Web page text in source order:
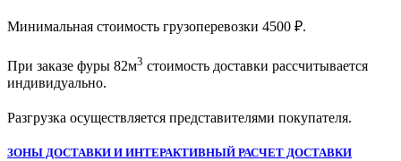
Минимальная стоимость грузоперевозки 4500 ₽.
При заказе фуры 82м3 стоимость доставки рассчитывается
индивидуально.
Разгрузка осуществляется представителями покупателя.
ЗОНЫ ДОСТАВКИ И ИНТЕРАКТИВНЫЙ РАСЧЕТ ДОСТАВКИ